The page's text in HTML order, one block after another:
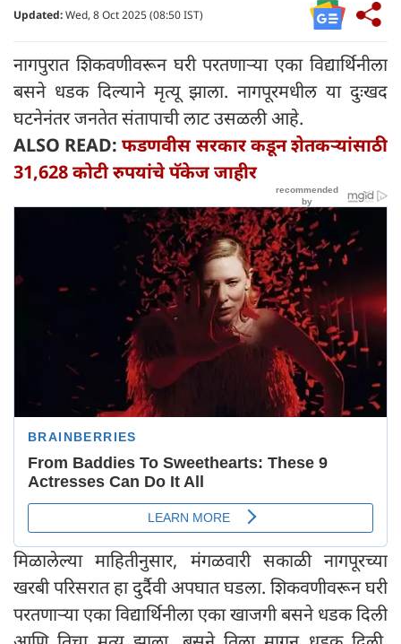
Updated:Wed, 8 Oct 2025 (08:50 IST)
नागपुरात शिकवणीवरून घरी परतणाऱ्या एका विद्यार्थिनीला
बसने धडक दिल्याने मृत्यू झाला. नागपूरमधील या दुःखद
घटनेनंतर जनतेत संतापाची लाट उसळली आहे.
ALSO READ:फडणवीस सरकार कडून शेतकऱ्यांसाठी
31,628 कोटी रुपयांचे पॅकेज जाहीर
मिळालेल्या माहितीनुसार, मंगळवारी सकाळी नागपूरच्या
खरबी परिसरात हा दुर्दैवी अपघात घडला. शिकवणीवरून घरी
परतणाऱ्या एका विद्यार्थिनीला एका खाजगी बसने धडक दिली